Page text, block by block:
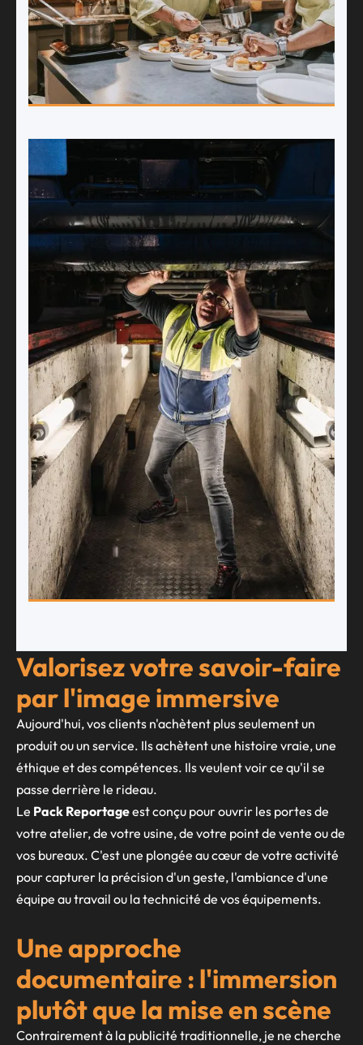
Valorisez votre savoir-faire
par l'image immersive
Aujourd'hui, vos clients n'achètent plus seulement un
produit ou un service. Ils achètent une histoire vraie, une
éthique et des compétences. Ils veulent voir ce qu'il se
passe derrière le rideau.
Le Pack Reportageest conçu pour ouvrir les portes de
votre atelier, de votre usine, de votre point de vente ou de
vos bureaux. C'est une plongée au cœur de votre activité
pour capturer la précision d'un geste, l'ambiance d'une
équipe au travail ou la technicité de vos équipements.
Une approche
documentaire : l'immersion
plutôt que la mise en scène
Contrairement à la publicité traditionnelle, je ne cherche